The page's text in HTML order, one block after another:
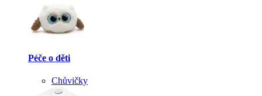
Péče o děti
Chůvičky